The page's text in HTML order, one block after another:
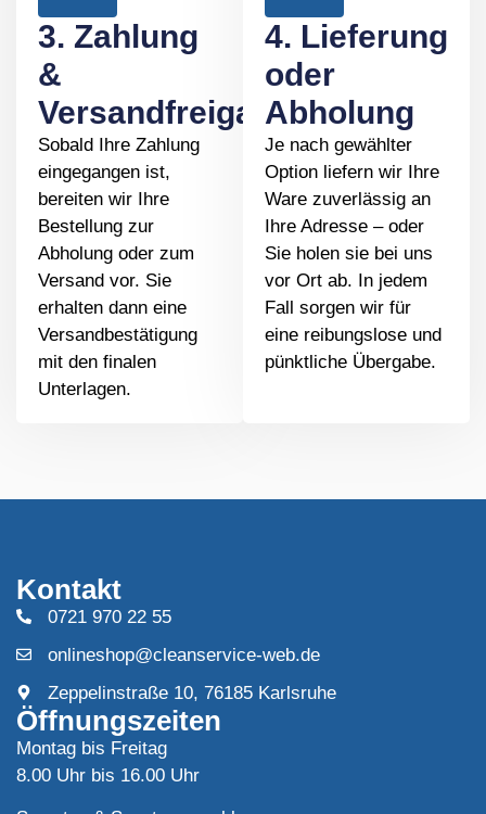
3. Zahlung
&
Versandfreigabe
Sobald Ihre Zahlung
eingegangen ist,
bereiten wir Ihre
Bestellung zur
Abholung oder zum
Versand vor. Sie
erhalten dann eine
Versandbestätigung
mit den finalen
Unterlagen.
4. Lieferung
oder
Abholung
Je nach gewählter
Option liefern wir Ihre
Ware zuverlässig an
Ihre Adresse – oder
Sie holen sie bei uns
vor Ort ab. In jedem
Fall sorgen wir für
eine reibungslose und
pünktliche Übergabe.
Kontakt
0721 970 22 55
onlineshop@cleanservice-web.de
Zeppelinstraße 10, 76185 Karlsruhe
Öffnungszeiten
Montag bis Freitag
8.00 Uhr bis 16.00 Uhr